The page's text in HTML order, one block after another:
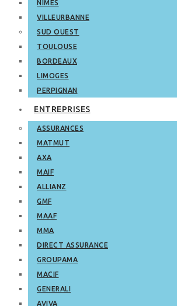
NÎMES
VILLEURBANNE
SUD OUEST
TOULOUSE
BORDEAUX
LIMOGES
PERPIGNAN
ENTREPRISES
ASSURANCES
MATMUT
AXA
MAIF
ALLIANZ
GMF
MAAF
MMA
DIRECT ASSURANCE
GROUPAMA
MACIF
GENERALI
AVIVA